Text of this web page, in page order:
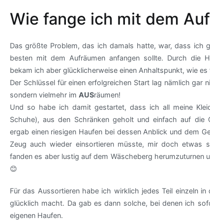
Wie fange ich mit dem
Das größte Problem, das ich damals hatte, war, dass ich
besten mit dem Aufräumen anfangen sollte. Durch die
bekam ich aber glücklicherweise einen Anhaltspunkt, wie
Der Schlüssel für einen erfolgreichen Start lag nämlich gar
sondern vielmehr im AUSräumen!
Und so habe ich damit gestartet, dass ich all meine
Schuhe), aus den Schränken geholt und einfach auf die
ergab einen riesigen Haufen bei dessen Anblick und dem
Zeug auch wieder einsortieren müsste, mir doch etwas
fanden es aber lustig auf dem Wäscheberg herumzuturnen
😊
Für das Aussortieren habe ich wirklich jedes Teil einzeln
glücklich macht. Da gab es dann solche, bei denen ich
eigenen Haufen.